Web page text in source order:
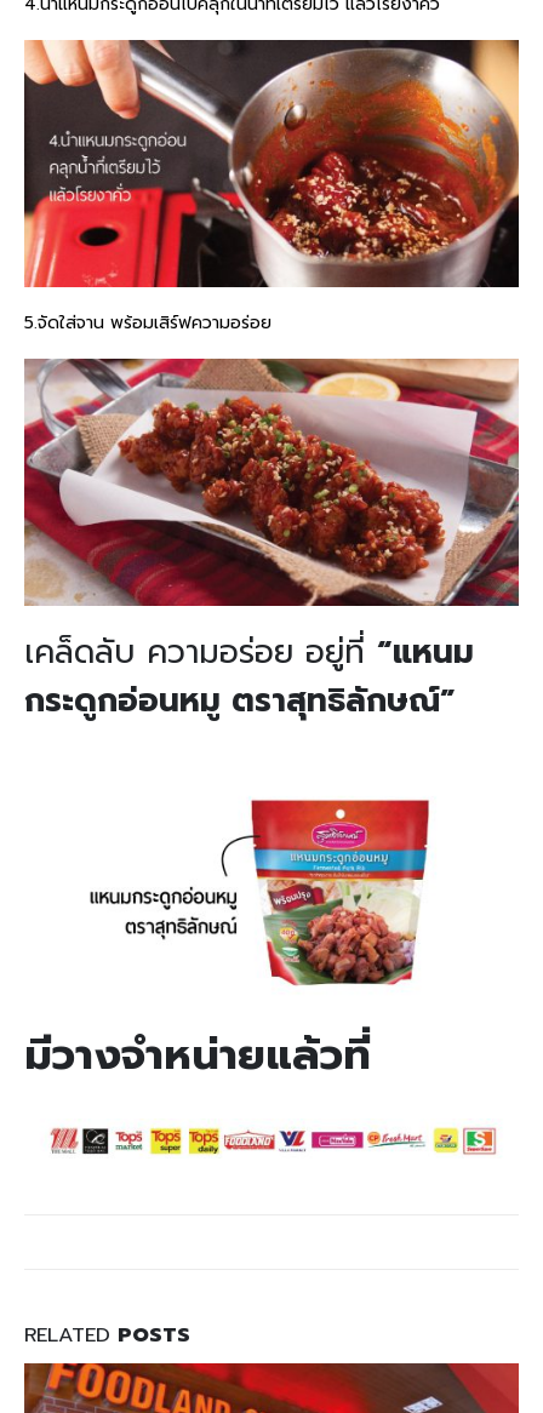
5.จัดใส่จาน พร้อมเสิร์ฟความอร่อย
เคล็ดลับ ความอร่อย อยู่ที่ “แหนม
กระดูกอ่อนหมู ตราสุทธิลักษณ์”
มีวางจำหน่ายแล้วที่
RELATED POSTS